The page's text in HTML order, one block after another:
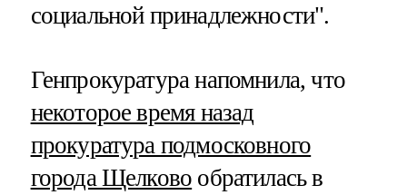
социальной принадлежности".
Генпрокуратура напомнила, что
некоторое время назад
прокуратура подмосковного
города Щелково обратилась в